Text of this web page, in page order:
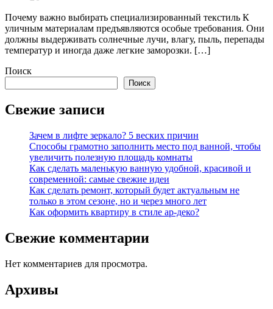
Почему важно выбирать специализированный текстиль К
уличным материалам предъявляются особые требования. Они
должны выдерживать солнечные лучи, влагу, пыль, перепады
температур и иногда даже легкие заморозки. […]
Поиск
Поиск
Свежие записи
Зачем в лифте зеркало? 5 веских причин
Способы грамотно заполнить место под ванной, чтобы
увеличить полезную площадь комнаты
Как сделать маленькую ванную удобной, красивой и
современной: самые свежие идеи
Как сделать ремонт, который будет актуальным не
только в этом сезоне, но и через много лет
Как оформить квартиру в стиле ар-деко?
Свежие комментарии
Нет комментариев для просмотра.
Архивы